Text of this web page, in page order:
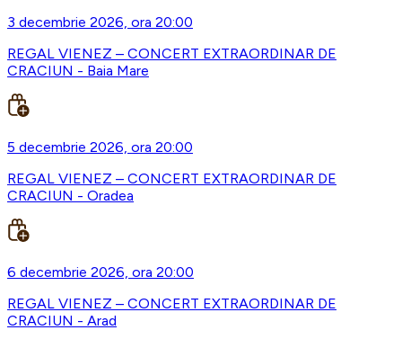
3 decembrie 2026, ora 20:00
REGAL VIENEZ – CONCERT EXTRAORDINAR DE
CRACIUN - Baia Mare
5 decembrie 2026, ora 20:00
REGAL VIENEZ – CONCERT EXTRAORDINAR DE
CRACIUN - Oradea
6 decembrie 2026, ora 20:00
REGAL VIENEZ – CONCERT EXTRAORDINAR DE
CRACIUN - Arad